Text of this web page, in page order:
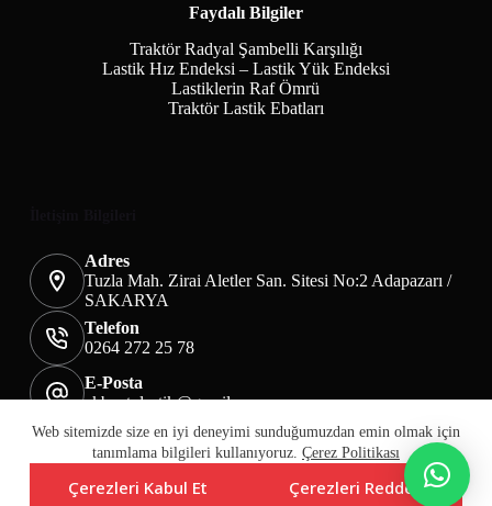
Web sitemizde size en iyi deneyimi sunduğumuzdan emin olmak için
tanımlama bilgileri kullanıyoruz. Çerez Politikası
Çerezleri Kabul Et Çerezleri Reddet
Faydalı Bilgiler
Traktör Radyal Şambelli Karşılığı
Lastik Hız Endeksi – Lastik Yük Endeksi
Lastiklerin Raf Ömrü
Traktör Lastik Ebatları
Adres
Tuzla Mah. Zirai Aletler San. Sitesi No:2 Adapazarı /
SAKARYA
Telefon
0264 272 25 78
E-Posta
akbaotolastik@gmail.com
Mesafeli Satış Sözleşmesi
Teslimat&İade
Üyelik KVKK Sayfası
Çerez Politikası